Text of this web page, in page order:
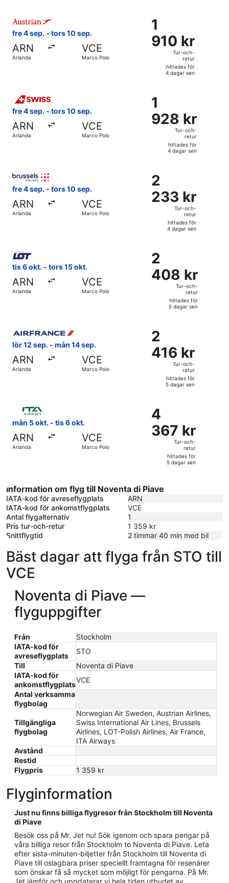
dagar
sen
fre 4 sep. - tors 10 sep.
ARN
Arlanda
VCE
Marco Polo
1
910 kr
Tur-
retur,
hittades
dagar
sen
1
910 kr
Tur-och-
retur
hittades för
4 dagar sen
fre 4 sep. - tors 10 sep.
ARN
Arlanda
VCE
Marco Polo
1
928 kr
Tur-
retur,
hittades
dagar
sen
1
928 kr
Tur-och-
retur
hittades för
4 dagar sen
Välj flyg med Swiss International Air Lines, med
fre 4 sep. - tors 10 sep.
ARN
Arlanda
VCE
Marco Polo
2
233 kr
Tur-
retur,
hittades
dagar
sen
2
233 kr
Tur-och-
retur
hittades för
4 dagar sen
Välj flyg med Brussels Airlines, med avresa fre 4 sep.
tis 6 okt. - tors 15 okt.
ARN
Arlanda
VCE
Marco Polo
2
408 kr
Tur-
retur,
hittades
dagar
sen
2
408 kr
Tur-och-
retur
hittades för
5 dagar sen
lör 12 sep. - mån 14 sep.
ARN
Arlanda
VCE
Marco Polo
2
416 kr
Tur-
retur,
hittades
dagar
sen
2
416 kr
Tur-och-
retur
hittades för
5 dagar sen
mån 5 okt. - tis 6 okt.
ARN
Arlanda
VCE
Marco Polo
4
367 kr
Tur-
retur,
hittades
dagar
4
367 kr
Tur-och-
retur
hittades för
5 dagar sen
Välj flyg med ITA Airways, med avresa mån 5 okt. från
Information om flyg till Noventa di Piave
IATA-kod för avreseflygplats
ARN
IATA-kod för ankomstflygplats
VCE
Antal flygalternativ
1
Pris tur-och-retur
1 359 kr
Snittflygtid
2 timmar 40 min med bil
Bäst dagar att flyga från STO till
VCE
Noventa di Piave —
flyguppgifter
Från
Stockholm
IATA-kod för
avreseflygplats
STO
Till
Noventa di Piave
IATA-kod för
ankomstflygplats
VCE
Antal verksamma
flygbolag
Tillgängliga
flygbolag
Norwegian Air Sweden, Austrian Airlines,
Swiss International Air Lines, Brussels
Airlines, LOT-Polish Airlines, Air France,
ITA Airways
Avstånd
Restid
Flygpris
1 359 kr
Flyginformation
Just nu finns billiga flygresor från Stockholm till Noventa
di Piave
Besök oss på Mr. Jet nu! Sök igenom och spara pengar på
våra billiga resor från Stockholm to Noventa di Piave. Leta
efter sista-minuten-biljetter från Stockholm till Noventa di
Piave till oslagbara priser speciellt framtagna för resenärer
som önskar få så mycket som möjligt för pengarna. På Mr.
Jet jämför och uppdaterar vi hela tiden utbudet av